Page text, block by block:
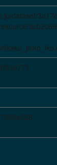
dataset/